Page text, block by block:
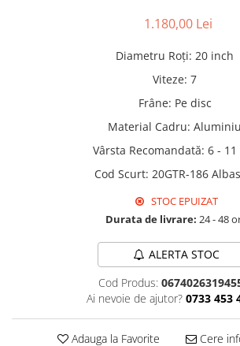
1.180,00 Lei
Diametru Roți: 20 inch
Viteze: 7
Frâne: Pe disc
Material Cadru: Aluminiu
Vârsta Recomandată: 6 - 11
Cod Scurt: 20GTR-186
STOC EPUIZAT
Durata de livrare: 24 - 48
ALERTA STOC
Cod Produs:
Ai nevoie de ajutor? 0733 453
Adauga la Favorite Cere